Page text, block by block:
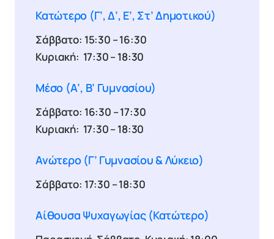
Κατώτερο (γ’, Δ’, Ε’, Στ’ Δημοτικού)
Σάββατο: 15:30 – 16:30
Κυριακή: 17:30 – 18:30
Μέσο (α’, Β’ Γυμνασίου)
Σάββατο: 16:30 – 17:30
Κυριακή: 17:30 – 18:30
Ανώτερο (γ’ Γυμνασίου & Λύκειο)
Σάββατο: 17:30 – 18:30
Αίθουσα Ψυχαγωγίας (Κατώτερο)